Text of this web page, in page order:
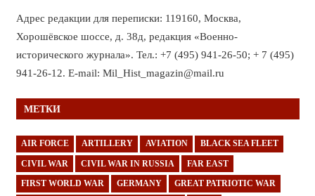
Адрес редакции для переписки: 119160, Москва,
Хорошёвское шоссе, д. 38д, редакция «Военно-
исторического журнала». Тел.: +7 (495) 941-26-50; + 7 (495)
941-26-12. E-mail: Mil_Hist_magazin@mail.ru
МЕТКИ
AIR FORCE ARTILLERY AVIATION BLACK SEA FLEET
CIVIL WAR CIVIL WAR IN RUSSIA FAR EAST
FIRST WORLD WAR GERMANY GREAT PATRIOTIC WAR